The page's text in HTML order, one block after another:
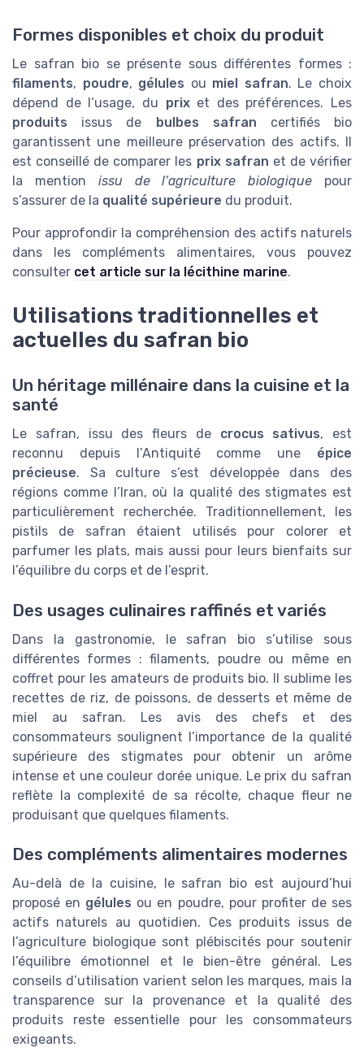
Formes disponibles et choix du produit
Le safran bio se présente sous différentes formes :
filaments, poudre, gélules ou miel safran. Le choix
dépend de l’usage, du prixet des préférences. Les
produits issus de bulbes safran certifiés bio
garantissent une meilleure préservation des actifs. Il
est conseillé de comparer les prix safran et de vérifier
la mention issu de l’agriculture biologique pour
s’assurer de la qualité supérieure du produit.
Pour approfondir la compréhension des actifs naturels
dans les compléments alimentaires, vous pouvez
consulter cet article sur la lécithine marine.
Utilisations traditionnelles et
actuelles du safran bio
Un héritage millénaire dans la cuisine et la
santé
Le safran, issu des fleurs de crocus sativus, est
reconnu depuis l’Antiquité comme une épice
précieuse. Sa culture s’est développée dans des
régions comme l’Iran, où la qualité des stigmates est
particulièrement recherchée. Traditionnellement, les
pistils de safran étaient utilisés pour colorer et
parfumer les plats, mais aussi pour leurs bienfaits sur
l’équilibre du corps et de l’esprit.
Des usages culinaires raffinés et variés
Dans la gastronomie, le safran bio s’utilise sous
différentes formes : filaments, poudre ou même en
coffret pour les amateurs de produits bio. Il sublime les
recettes de riz, de poissons, de desserts et même de
miel au safran. Les avis des chefs et des
consommateurs soulignent l’importance de la qualité
supérieure des stigmates pour obtenir un arôme
intense et une couleur dorée unique. Le prix du safran
reflète la complexité de sa récolte, chaque fleur ne
produisant que quelques filaments.
Des compléments alimentaires modernes
Au-delà de la cuisine, le safran bio est aujourd’hui
proposé en gélules ou en poudre, pour profiter de ses
actifs naturels au quotidien. Ces produits issus de
l’agriculture biologique sont plébiscités pour soutenir
l’équilibre émotionnel et le bien-être général. Les
conseils d’utilisation varient selon les marques, mais la
transparence sur la provenance et la qualité des
produits reste essentielle pour les consommateurs
exigeants.